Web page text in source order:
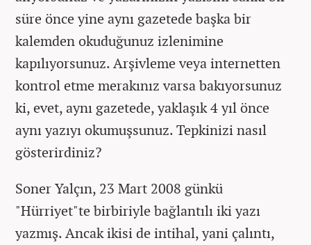
süre önce yine aynı gazetede başka bir
kalemden okuduğunuz izlenimine
kapılıyorsunuz. Arşivleme veya internetten
kontrol etme merakınız varsa bakıyorsunuz
ki, evet, aynı gazetede, yaklaşık 4 yıl önce
aynı yazıyı okumuşsunuz. Tepkinizi nasıl
gösterirdiniz?
Soner Yalçın, 23 Mart 2008 günkü
"Hürriyet"te birbiriyle bağlantılı iki yazı
yazmış. Ancak ikisi de intihal, yani çalıntı,